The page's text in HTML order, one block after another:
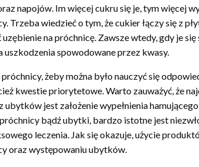
napojów. Im więcej cukru się je, tym więcej
wiedzieć o tym, że cukier łączy się z
na próchnicę. Zawsze wtedy, gdy je się
spowodowane przez kwasy.
żeby można było nauczyć się
kwestie priorytetowe. Warto zauważyć, że
jest założenie wypełnienia
bądź ubytki, bardzo istotne jest
leczenia. Jak się okazuje, użycie
oraz występowaniu ubytków.